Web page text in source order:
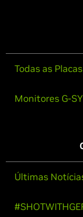
Todas as
Monitores G-
Últimas